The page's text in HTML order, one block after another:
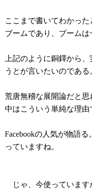
ここまで書いてわかっ
ブームであり、ブームは
上記のように銅鐸から
うとが言いたいのである
荒唐無稽な展開論だと
中はこういう単純な理由
Facebookの人気が物語
っていますね。
じゃ、今使っていま